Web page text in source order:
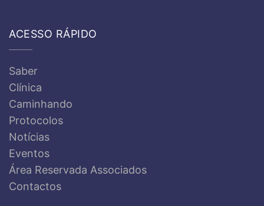
ACESSO RÁPIDO
Saber
Clínica
Caminhando
Protocolos
Notícias
Eventos
Área Reservada Associados
Contactos